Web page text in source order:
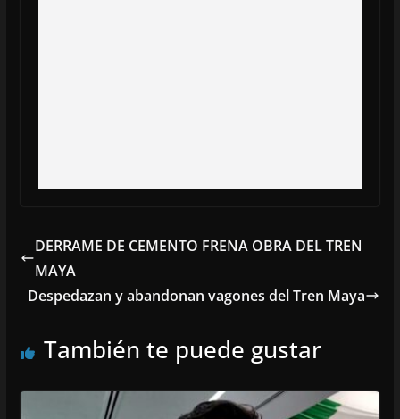
DERRAME DE CEMENTO FRENA OBRA DEL TREN
MAYA
Despedazan y abandonan vagones del Tren Maya
También te puede gustar